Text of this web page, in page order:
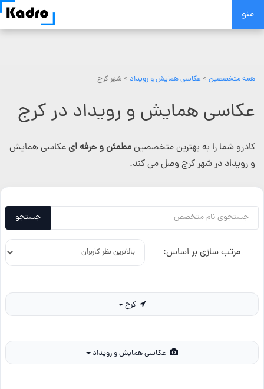
Skip
منو
همه متخصصین > عکاسی همایش و رویداد > شهر کرج
عکاسی همایش و رویداد در کرج
کادرو شما را به بهترین متخصصینمطمئن و حرفه ایعکاسی همایش
و رویداد در شهر کرج وصل می کند.
جستجو
مرتب سازی بر اساس: